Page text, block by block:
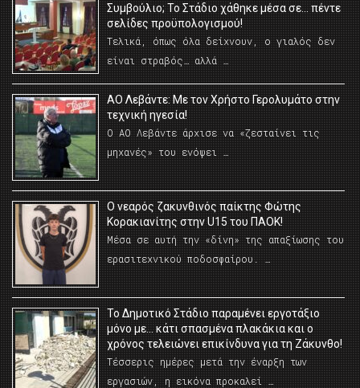
Συμβούλιο; Το Στάδιο χάθηκε μέσα σε… πέντε
σελίδες προϋπολογισμού!
Τελικά, όπως όλα δείχνουν, ο γιαλός δεν
είναι στραβός… αλλά …
ΑΟ Λεβάντε: Με τον Χρήστο Γερολυμάτο στην
τεχνική ηγεσία!
Ο ΑΟ Λεβάντε άρχισε να «ζεσταίνει τις
μηχανές» του ενόψει …
O νεαρός ζακυνθινός παίκτης Φώτης
Κορακιανίτης στην U15 του ΠΑΟΚ!
Μέσα σε αυτή την «δίνη» της απαξίωσης του
ερασιτεχνικού ποδοσφαίρου. …
Το Δημοτικό Στάδιο παραμένει εργοτάξιο
μόνο με… κάτι σπασμένα πλακάκια και ο
χρόνος τελειώνει επικίνδυνα για τη Ζάκυνθο!
Τέσσερις ημέρες μετά την έναρξη των
εργασιών, η εικόνα προκαλεί …